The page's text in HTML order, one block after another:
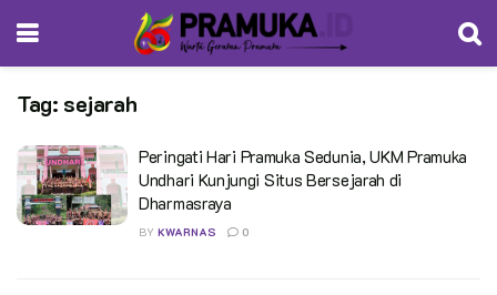
Tag: sejarah
Peringati Hari Pramuka Sedunia, UKM Pramuka
Undhari Kunjungi Situs Bersejarah di
Dharmasraya
BY KWARNAS 0